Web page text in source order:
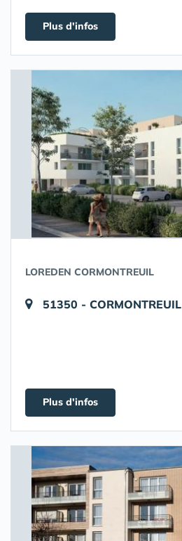
Plus d'infos
LOREDEN CORMONTREUIL
51350 - CORMONTREUIL
Plus d'infos